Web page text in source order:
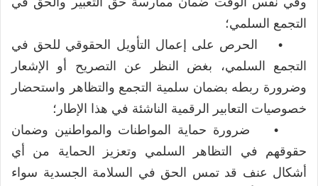
التجمع السلمي؛
• الحرص على إعمال التأويل الحقوقي للحق في
التجمع السلمي، بغض النظر عن التصريح أو الإشعار
وضرورة ربطه بضمان سلمية التجمع والتظاهر واستحضار
خصوصيات التعابير الرقمية الناشئة في هذا الإطار؛
• ضرورة حماية المواطنات والمواطنين وضمان
حقوقهم في التظاهر السلمي وتعزيز الحماية من أي
أشكال عنف قد تمس الحق في السلامة الجسدية سواء